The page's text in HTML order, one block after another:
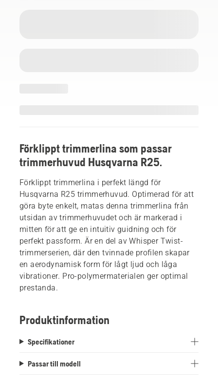
Förklippt trimmerlina som passar
trimmerhuvud Husqvarna R25.
Förklippt trimmerlina i perfekt längd för
Husqvarna R25 trimmerhuvud. Optimerad för att
göra byte enkelt, matas denna trimmerlina från
utsidan av trimmerhuvudet och är markerad i
mitten för att ge en intuitiv guidning och för
perfekt passform. Är en del av Whisper Twist-
trimmerserien, där den tvinnade profilen skapar
en aerodynamisk form för lågt ljud och låga
vibrationer. Pro-polymermaterialen ger optimal
prestanda.
Produktinformation
Specifikationer
Passar till modell